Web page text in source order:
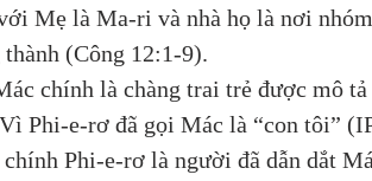
Mẹ là Ma-ri và nhà họ là nơi
(Công 12:1-9).
chính là chàng trai trẻ được mô tả
Phi-e-rơ đã gọi Mác là “con tôi”
Phi-e-rơ là người đã dẫn dắt